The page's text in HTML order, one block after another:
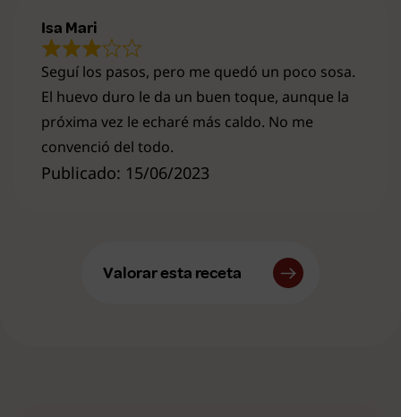
Publicado: 15/06/2023
Seguí los pasos, pero me quedó un poco sosa.
El huevo duro le da un buen toque, aunque la
próxima vez le echaré más caldo. No me
convenció del todo.
Isa Mari
Valorar esta receta